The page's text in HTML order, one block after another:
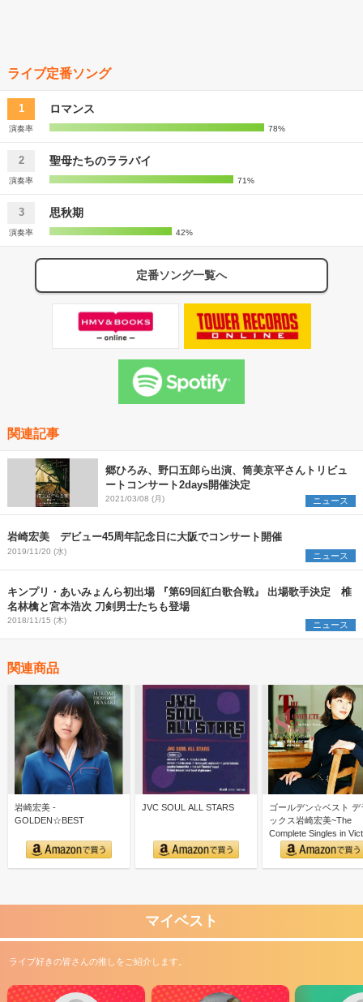
ライブ定番ソング
1 ロマンス
演奏率 78%
2 聖母たちのララバイ
演奏率 71%
3 思秋期
演奏率 42%
定番ソング一覧へ
関連記事
郷ひろみ、野口五郎ら出演、筒美京平さんトリビュ
ートコンサート2days開催決定
2021/03/08 (月) ニュース
岩崎宏美 デビュー45周年記念日に大阪でコンサート開催
2019/11/20 (水) ニュース
キンプリ・あいみょんら初出場 『第69回紅白歌合戦』 出場歌手決定 椎
名林檎と宮本浩次 刀剣男士たちも登場
2018/11/15 (木) ニュース
関連商品
岩崎宏美 -
GOLDEN☆BEST
JVC SOUL ALL STARS
ゴールデン☆ベスト デ
ックス岩崎宏美~The
Complete Singles in
マイベスト
ライブ好きの皆さんの推しをご紹介します。